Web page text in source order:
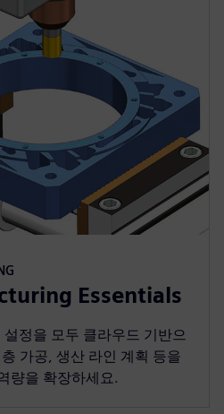
Essentials
설정을 모두 클라우드 기반으
가공, 생산 라인 계획 등을
량을 확장하세요.